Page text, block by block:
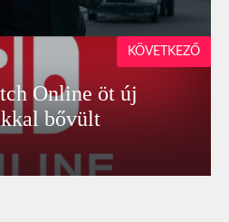
Online öt új
bővült
KÖVETKEZŐ